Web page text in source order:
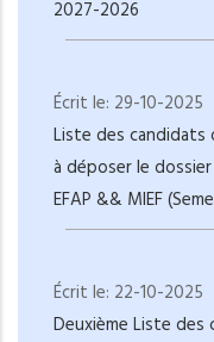
2026-2027
Écrit le: 29-10-2025
Liste des
à déposer le
EFAP && MIEF
Écrit le: 22-10-2025
Deuxième Liste